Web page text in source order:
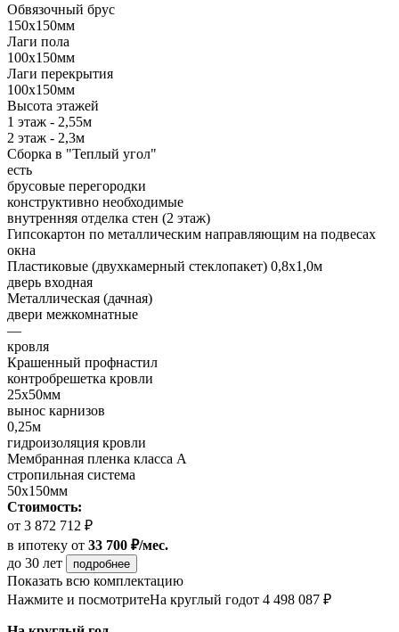
Обвязочный брус
150х150мм
Лаги пола
100х150мм
Лаги перекрытия
100х150мм
Высота этажей
1 этаж - 2,55м
2 этаж - 2,3м
Сборка в "Теплый угол"
есть
брусовые перегородки
конструктивно необходимые
внутренняя отделка стен (2 этаж)
Гипсокартон по металлическим направляющим на подвесах
окна
Пластиковые (двухкамерный стеклопакет) 0,8х1,0м
дверь входная
Металлическая (дачная)
двери межкомнатные
—
кровля
Крашенный профнастил
контробрешетка кровли
25х50мм
вынос карнизов
0,25м
гидроизоляция кровли
Мембранная пленка класса А
стропильная система
50х150мм
Стоимость:
от 3 872 712 ₽
в ипотеку от 33 700 ₽/мес.
до 30 лет
подробнее
Показать всю комплектацию
Нажмите и посмотритеНа круглый годот 4 498 087 ₽